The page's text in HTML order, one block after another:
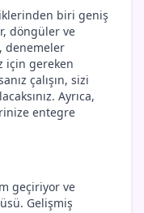
biri geniş
döngüler ve
denemeler
için gereken
çalışın, sizi
Ayrıca,
entegre
geçiriyor ve
Gelişmiş